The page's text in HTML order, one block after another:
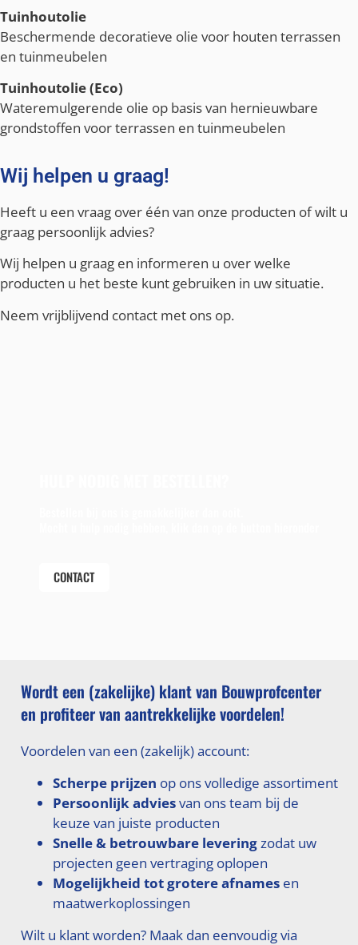
Tuinhoutolie
Beschermende decoratieve olie voor houten terrassen
en tuinmeubelen
Tuinhoutolie (Eco)
Wateremulgerende olie op basis van hernieuwbare
grondstoffen voor terrassen en tuinmeubelen
Wij helpen u graag!
Heeft u een vraag over één van onze producten of wilt u
graag persoonlijk advies?
Wij helpen u graag en informeren u over welke
producten u het beste kunt gebruiken in uw situatie.
Neem vrijblijvend contact met ons op.
CONTACT
Wordt een (zakelijke) klant van Bouwprofcenter
en profiteer van aantrekkelijke voordelen!
Voordelen van een (zakelijk) account:
Scherpe prijzen op ons volledige assortiment
Persoonlijk adviesvan ons team bij de
keuze van juiste producten
Snelle & betrouwbare leveringzodat uw
projecten geen vertraging oplopen
Mogelijkheid tot grotere afnamesen
maatwerkoplossingen
Wilt u klant worden? Maak dan eenvoudig via